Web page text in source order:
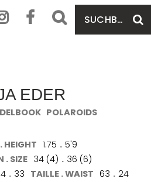
SUCHBEGRIFF
EINGEBEN
EDER
POLAROIDS
HEIGHT 1.75 . 5'9
. SIZE 34 (4) . 36 (6)
. 33 TAILLE . WAIST 63 . 24